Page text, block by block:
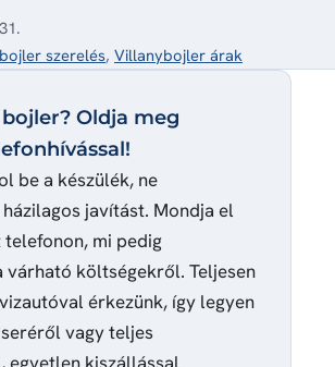
szerelés, Villanybojler árak
Oldja meg
be a készülék, ne
javítást. Mondja el
telefonon, mi pedig
várható költségekről. Teljesen
érkezünk, így legyen
vagy teljes